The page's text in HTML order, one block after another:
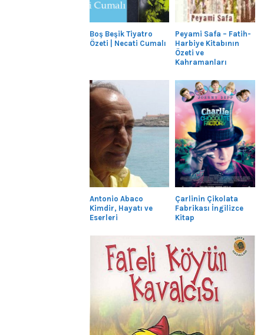
Boş Beşik Tiyatro
Özeti | Necati Cumalı
Peyami Safa – Fatih-
Harbiye Kitabının
Özeti ve
Kahramanları
Antonio Abaco
Kimdir, Hayatı ve
Eserleri
Çarlinin Çikolata
Fabrikası İngilizce
Kitap